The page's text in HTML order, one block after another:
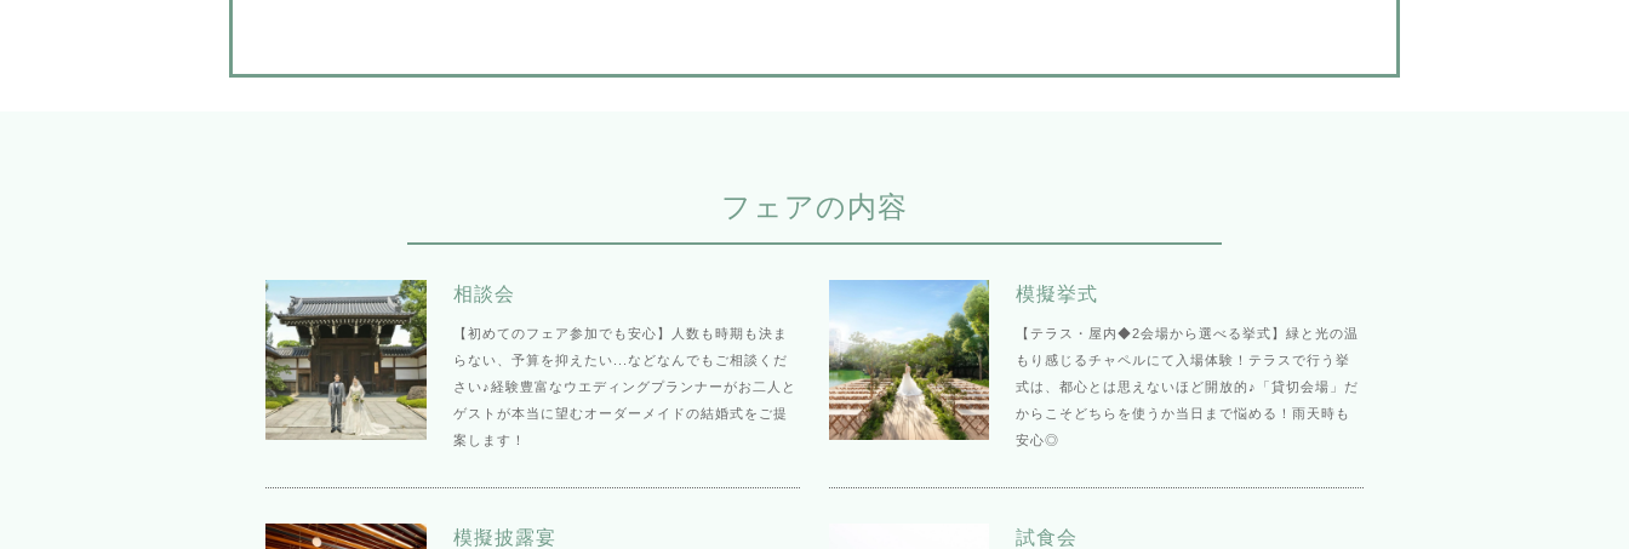
フェアの内容
相談会
【初めてのフェア参加でも安心】人数も時期も決ま
らない、予算を抑えたい...などなんでもご相談くだ
さい♪経験豊富なウエディングプランナーがお二人と
ゲストが本当に望むオーダーメイドの結婚式をご提
案します！
模擬挙式
【テラス・屋内◆2会場から選べる挙式】緑と光の温
もり感じるチャペルにて入場体験！テラスで行う挙
式は、都心とは思えないほど開放的♪「貸切会場」だ
からこそどちらを使うか当日まで悩める！雨天時も
安心◎
模擬披露宴 試食会